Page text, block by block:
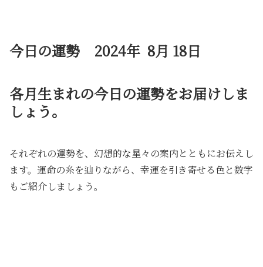
今日の運勢 2024年 8月 18日
各月生まれの今日の運勢をお届けしま
しょう。
それぞれの運勢を、幻想的な星々の案内とともにお伝えし
ます。運命の糸を辿りながら、幸運を引き寄せる色と数字
もご紹介しましょう。